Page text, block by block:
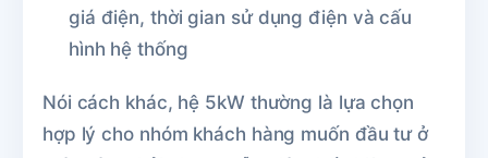
giá điện, thời gian sử dụng điện và cấu
hình hệ thống
Nói cách khác, hệ 5kW thường là lựa chọn
hợp lý cho nhóm khách hàng muốn đầu tư ở